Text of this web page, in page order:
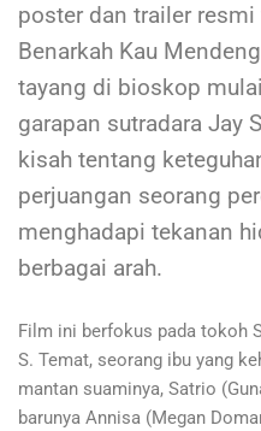
poster dan trailer
Benarkah Kau
tayang di bioskop
garapan sutradara Jay
kisah tentang
perjuangan seorang
menghadapi tekanan
berbagai arah.
Film ini berfokus pada tokoh
S. Temat, seorang ibu yang
mantan suaminya, Satrio
barunya Annisa (Megan